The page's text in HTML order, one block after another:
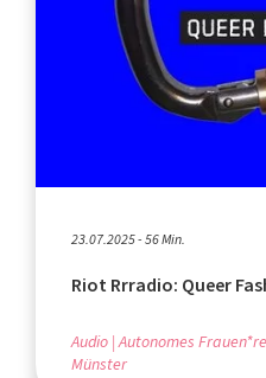
23.07.2025 - 56 Min.
Riot Rrradio: Queer
Audio Autonomes
Münster